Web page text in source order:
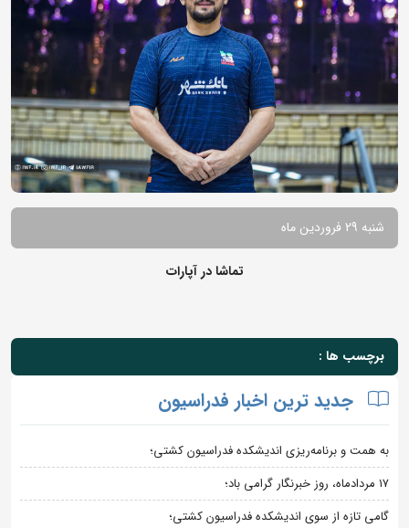
شنبه 29 فروردین ماه
تماشا در آپارات
برچسب ها :
جدید ترین اخبار فدراسیون
به همت و برنامه‌ریزی اندیشکده فدراسیون کشتی؛
۱۷ مردادماه، روز خبرنگار گرامی باد؛
گامی تازه از سوی اندیشکده فدراسیون کشتی؛